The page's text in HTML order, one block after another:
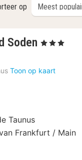
op
Soden 1
vanaf
102,47
, 3 Sterren
Toon op kaart
Taunus
Frankfurt / Main